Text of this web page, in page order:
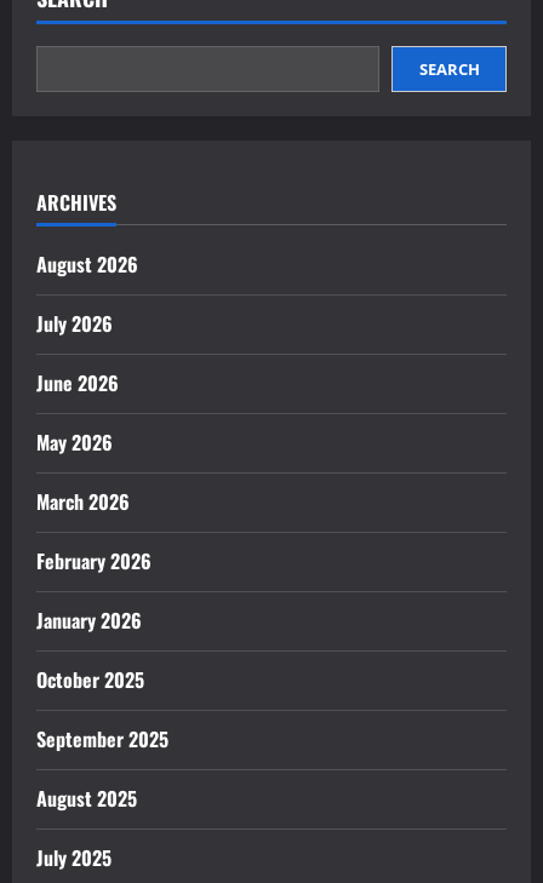
SEARCH
ARCHIVES
August 2026
July 2026
June 2026
May 2026
March 2026
February 2026
January 2026
October 2025
September 2025
August 2025
July 2025